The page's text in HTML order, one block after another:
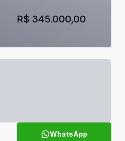
R$ 345.000,00
WhatsApp